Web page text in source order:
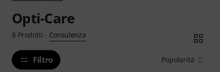
Opti-Care
8 Prodotti · Consulenza
Filtro Popolarità